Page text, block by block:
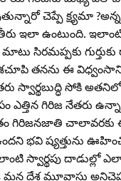
చెప్పే క్ష్యమా
ఇలా ఉంటుంది.
సిరమప్పకు
తనను ఈ
స్వార్థబుద్ధి సోకి
ఎత్తిన గిరిజ నేతరు
గిరిజనజాతి
భవి ష్యత్తును
స్వార్థపు దాడుల్లో
దేశ మూవాసు